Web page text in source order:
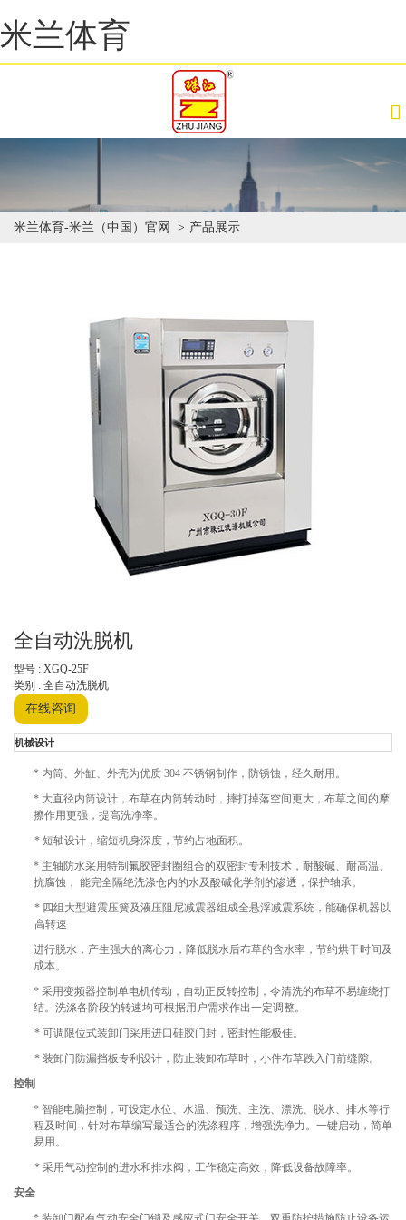
米兰体育
米兰体育-米兰（中国）官网 产品展示
全自动洗脱机
型号 : XGQ-25F
类别 : 全自动洗脱机
在线咨询
机械设计
* 内筒、外缸、外壳为优质 304 不锈钢制作，防锈蚀，经久耐用。
* 大直径内筒设计，布草在内筒转动时，摔打掉落空间更大，布草之间的摩
擦作用更强，提高洗净率。
* 短轴设计，缩短机身深度，节约占地面积。
* 主轴防水采用特制氟胶密封圈组合的双密封专利技术，耐酸碱、耐高温、
抗腐蚀， 能完全隔绝洗涤仓内的水及酸碱化学剂的渗透，保护轴承。
* 四组大型避震压簧及液压阻尼减震器组成全悬浮减震系统，能确保机器以
高转速
进行脱水，产生强大的离心力，降低脱水后布草的含水率，节约烘干时间及
成本。
* 采用变频器控制单电机传动，自动正反转控制，令清洗的布草不易缠绕打
结。洗涤各阶段的转速均可根据用户需求作出一定调整。
* 可调限位式装卸门采用进口硅胶门封，密封性能极佳。
* 装卸门防漏挡板专利设计，防止装卸布草时，小件布草跌入门前缝隙。
控制
* 智能电脑控制，可设定水位、水温、预洗、主洗、漂洗、脱水、排水等行
程及时间，针对布草编写最适合的洗涤程序，增强洗净力。一键启动，简单
易用。
* 采用气动控制的进水和排水阀，工作稳定高效，降低设备故障率。
安全